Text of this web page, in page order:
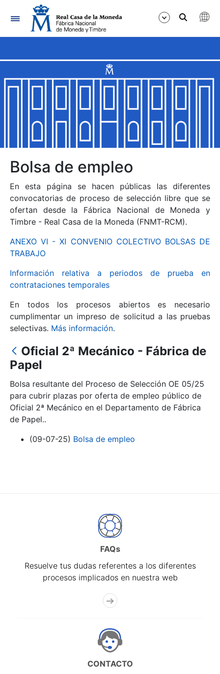
Navegación
Mostrar/Ocultar
Mostrar/Ocultar
Mostrar/Ocultar
Mostrar/Ocultar
Mostrar/Ocultar
Mostrar/Ocultar
Mostrar/Ocultar
Bolsa de empleo
En esta página se hacen públicas las diferentes
convocatorias de proceso de selección libre que se
ofertan desde la Fábrica Nacional de Moneda y
Timbre - Real Casa de la Moneda (FNMT-RCM).
ANEXO VI - XI CONVENIO COLECTIVO BOLSAS DE
TRABAJO
Información relativa a periodos de prueba en
contrataciones temporales
En todos los procesos abiertos es necesario
cumplimentar un impreso de solicitud a las pruebas
selectivas. Más información.
Oficial 2ª Mecánico - Fábrica de
Papel
Bolsa resultante del Proceso de Selección OE 05/25
para cubrir plazas por oferta de empleo público de
Oficial 2ª Mecánico en el Departamento de Fábrica
de Papel..
(09-07-25) Bolsa de empleo
FAQs
Resuelve tus dudas referentes a los diferentes
procesos implicados en nuestra web
CONTACTO